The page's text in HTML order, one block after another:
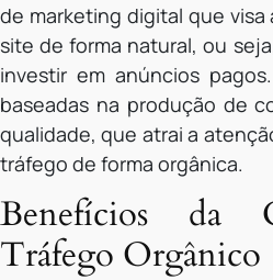
de marketing digital que
site de forma natural, ou
investir em anúncios
baseadas na produção de
qualidade, que atrai a
tráfego de forma orgânica.
Benefícios da
Tráfego Orgânico